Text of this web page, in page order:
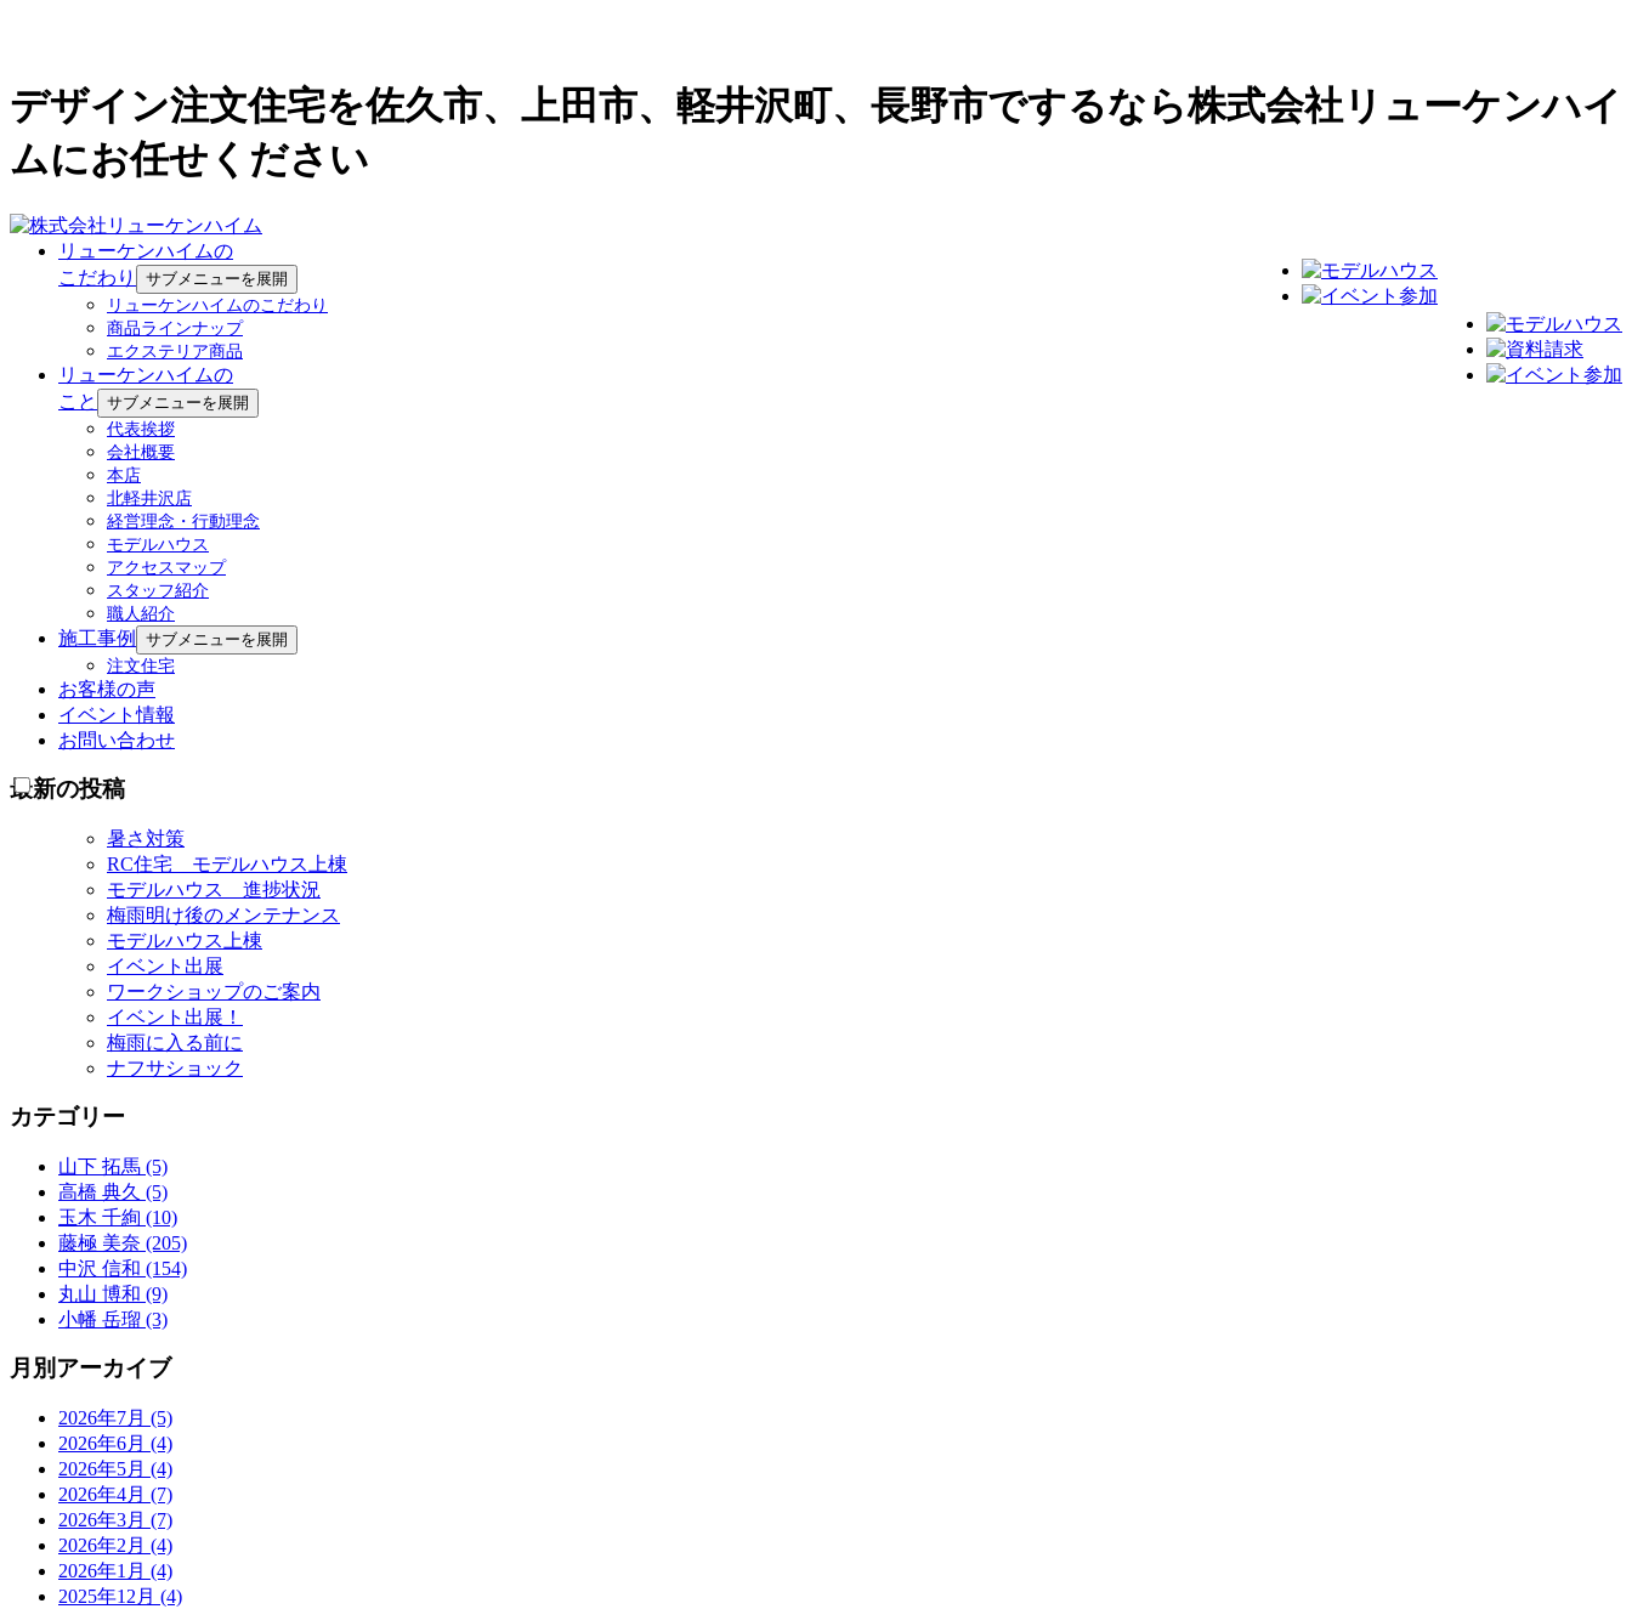
デザイン注文住宅を佐久市、上田市、軽井沢町、長野市でするなら株式会社リューケンハイ
ムにお任せください
リューケンハイムの
こだわり
サブメニューを展開
リューケンハイムのこだわり
商品ラインナップ
エクステリア商品
リューケンハイムの
こと
サブメニューを展開
代表挨拶
会社概要
本店
北軽井沢店
経営理念・行動理念
モデルハウス
アクセスマップ
スタッフ紹介
職人紹介
施工事例
サブメニューを展開
注文住宅
お客様の声
イベント情報
お問い合わせ
最新の投稿
暑さ対策
RC住宅 モデルハウス上棟
モデルハウス 進捗状況
梅雨明け後のメンテナンス
モデルハウス上棟
イベント出展
ワークショップのご案内
イベント出展！
梅雨に入る前に
ナフサショック
カテゴリー
山下 拓馬 (5)
高橋 典久 (5)
玉木 千絢 (10)
藤極 美奈 (205)
中沢 信和 (154)
丸山 博和 (9)
小幡 岳瑠 (3)
月別アーカイブ
2026年7月 (5)
2026年6月 (4)
2026年5月 (4)
2026年4月 (7)
2026年3月 (7)
2026年2月 (4)
2026年1月 (4)
2025年12月 (4)